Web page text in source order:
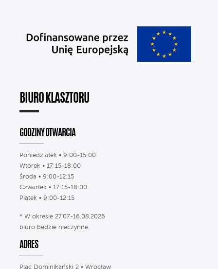
BIURO KLASZTORU
GODZINY OTWARCIA
Poniedziałek • 9:00-15:00
Wtorek • 17:15-18:00
Środa • 9:00-12:15
Czwartek • 17:15-18:00
Piątek • 9:00-12:15
* W okresie 27.07-16.08.2026
biuro będzie nieczynne.
ADRES
Plac Dominikański 2 • Wrocław